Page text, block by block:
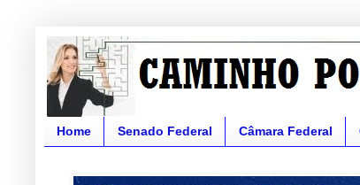
Home Senado Federal Câmara Federal